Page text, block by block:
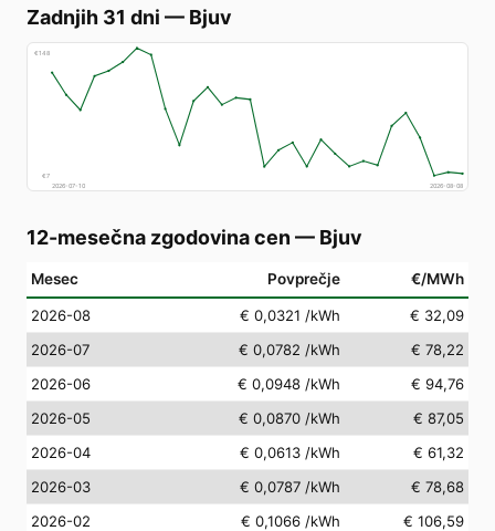
Zadnjih 31 dni — Bjuv
€148
€7
2026-07-10
2026-08-08
12-mesečna zgodovina cen — Bjuv
Mesec Povprečje €/MWh
2026-08 € 0,0321 /kWh
€ 32,09
2026-07
€ 0,0782 /kWh
€ 78,22
2026-06
€ 0,0948 /kWh
€ 94,76
2026-05
€ 0,0870 /kWh
€ 87,05
2026-04
€ 0,0613 /kWh
€ 61,32
2026-03
€ 0,0787 /kWh
€ 78,68
2026-02
€ 0,1066 /kWh
€ 106,59